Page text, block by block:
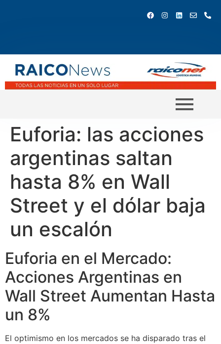
Euforia: las acciones
argentinas saltan
hasta 8% en Wall
Street y el dólar baja
un escalón
Euforia en el Mercado:
Acciones Argentinas en
Wall Street Aumentan Hasta
un 8%
El optimismo en los mercados se ha disparado tras el